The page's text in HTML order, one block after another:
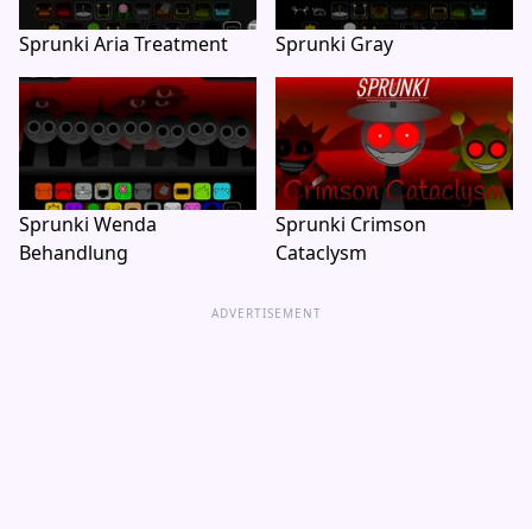
Sprunki Aria Treatment Sprunki Gray
Sprunki Wenda
Behandlung
Sprunki Crimson
Cataclysm
ADVERTISEMENT